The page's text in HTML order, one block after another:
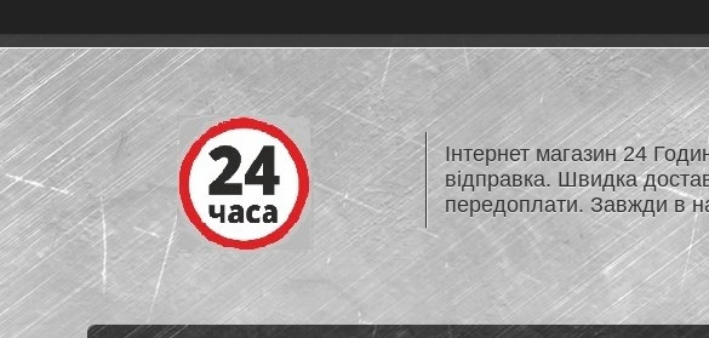
Інтернет магазин 24
відправка. Швидка
передоплати. Завжди в